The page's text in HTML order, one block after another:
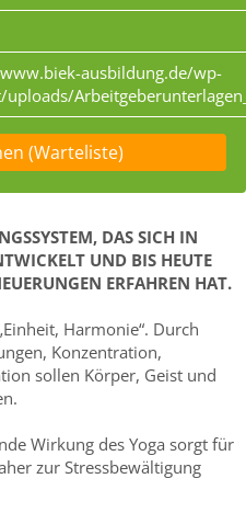
ausbildung.de/wp-
uploads/
(Warteliste)
DAS SICH IN
UND BIS HEUTE
ERFAHREN HAT.
Harmonie“. Durch
Konzentration,
sollen Körper, Geist und
Wirkung des Yoga sorgt für
zur Stressbewältigung